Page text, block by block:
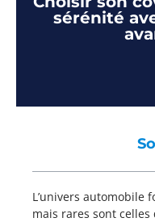
sérénité
L’univers automobile
mais rares sont